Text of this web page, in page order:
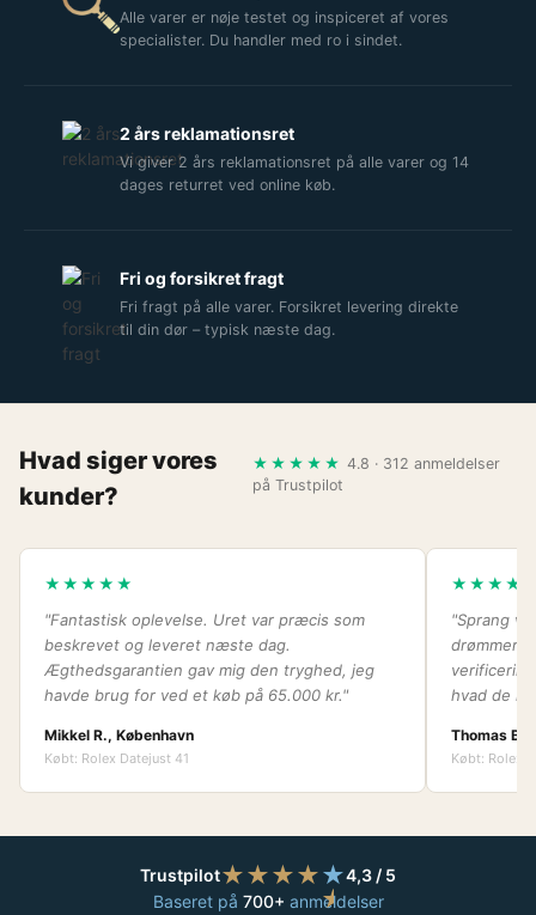
Alle varer er nøje testet og inspiceret af vores
specialister. Du handler med ro i sindet.
2 års reklamationsret
Vi giver 2 års reklamationsret på alle varer og 14
dages returret ved online køb.
Fri og forsikret fragt
Fri fragt på alle varer. Forsikret levering direkte
til din dør – typisk næste dag.
Hvad siger vores
kunder?
★★★★★ 4.8 · 312 anmeldelser
på Trustpilot
★★★★★
"Fantastisk oplevelse. Uret var præcis som
beskrevet og leveret næste dag.
Ægthedsgarantien gav mig den tryghed, jeg
havde brug for ved et køb på 65.000 kr."
Mikkel R., København
Købt: Rolex Datejust 41
"Sprang
hvad de
Thomas B.,
Købt: Rolex
Trustpilot★★★★★
★
4,3 / 5
Baseret på 700+ anmeldelser